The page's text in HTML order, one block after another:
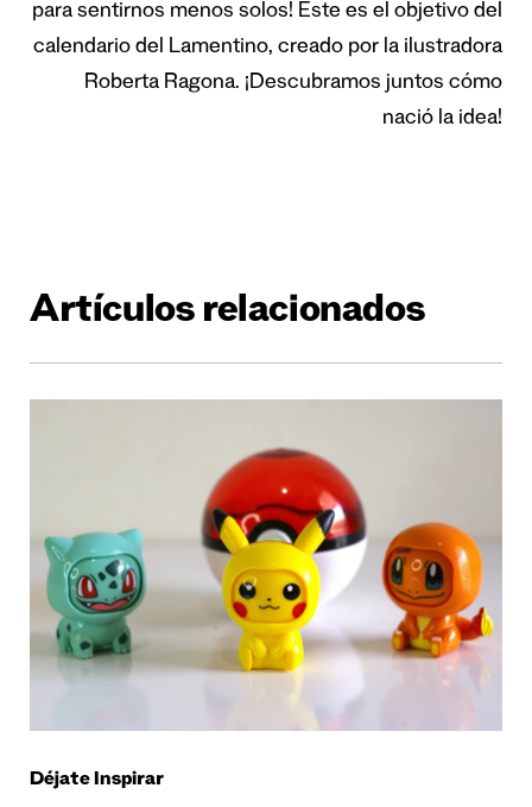
para sentirnos menos solos! Este es el objetivo del
calendario del Lamentino, creado por la ilustradora
Roberta Ragona. ¡Descubramos juntos cómo
nació la idea!
Artículos relacionados
Déjate Inspirar